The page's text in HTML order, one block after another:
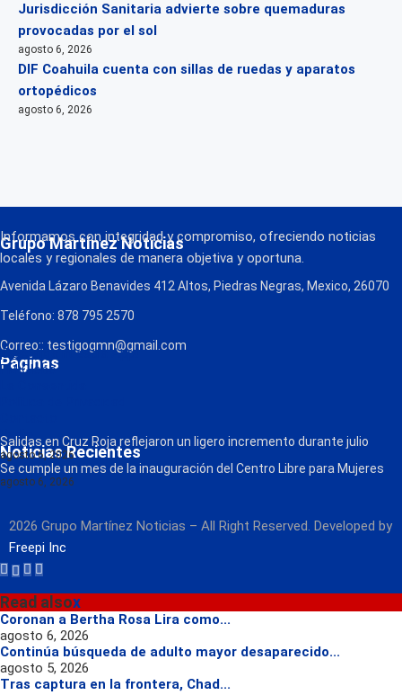
Jurisdicción Sanitaria advierte sobre quemaduras
provocadas por el sol
agosto 6, 2026
DIF Coahuila cuenta con sillas de ruedas y aparatos
ortopédicos
agosto 6, 2026
Grupo Martínez Noticias
Informamos con integridad y compromiso, ofreciendo noticias
locales y regionales de manera objetiva y oportuna.
Avenida Lázaro Benavides 412 Altos, Piedras Negras, Mexico, 26070
Teléfono: 878 795 2570
Correo:: testigogmn@gmail.com
Páginas
¡Descarga nuestra App!
FM Globo
Radio
Noticias Recientes
Salidas en Cruz Roja reflejaron un ligero incremento durante julio
agosto 6, 2026
Se cumple un mes de la inauguración del Centro Libre para Mujeres
agosto 6, 2026
2026 Grupo Martínez Noticias – All Right Reserved. Developed by
Freepi Inc
Read alsox
Coronan a Bertha Rosa Lira como...
agosto 6, 2026
Continúa búsqueda de adulto mayor desaparecido...
agosto 5, 2026
Tras captura en la frontera, Chad...